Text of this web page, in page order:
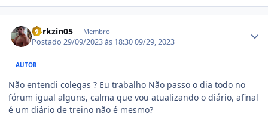
Darkzin05 Membro
Postado29/09/2023 às 18:3009/29, 2023
AUTOR
Não entendi colegas ? Eu trabalho Não passo o dia todo no
fórum igual alguns, calma que vou atualizando o diário, afinal
é um diário de treino não é mesmo?